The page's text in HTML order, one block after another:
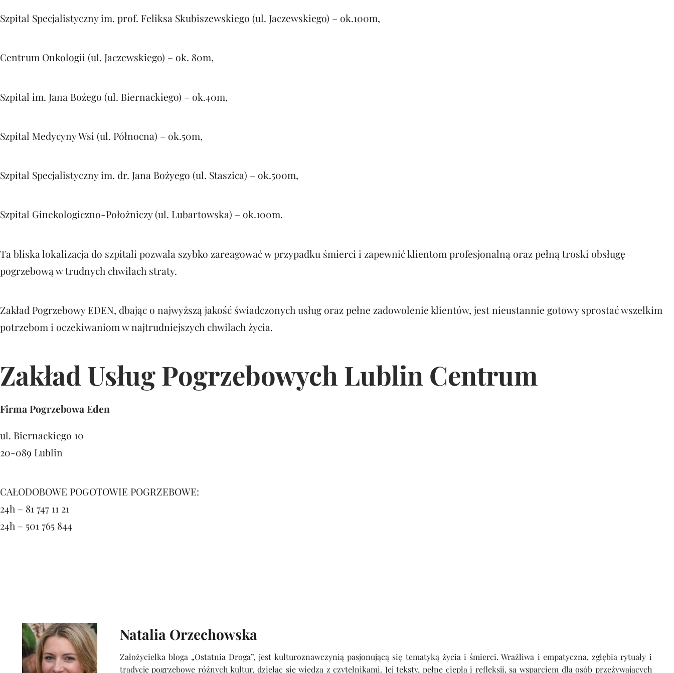
Szpital Specjalistyczny im. prof. Feliksa Skubiszewskiego (ul. Jaczewskiego) – ok.100m,
Centrum Onkologii (ul. Jaczewskiego) – ok. 80m,
Szpital im. Jana Bożego (ul. Biernackiego) – ok.40m,
Szpital Medycyny Wsi (ul. Północna) – ok.50m,
Szpital Specjalistyczny im. dr. Jana Bożyego (ul. Staszica) – ok.500m,
Szpital Ginekologiczno-Położniczy (ul. Lubartowska) – ok.100m.
Ta bliska lokalizacja do szpitali pozwala szybko zareagować w przypadku śmierci i zapewnić klientom profesjonalną oraz pełną troski obsługę
pogrzebową w trudnych chwilach straty.
Zakład Pogrzebowy EDEN, dbając o najwyższą jakość świadczonych usług oraz pełne zadowolenie klientów, jest nieustannie gotowy sprostać wszelkim
potrzebom i oczekiwaniom w najtrudniejszych chwilach życia.
Zakład Usług Pogrzebowych Lublin Centrum
Firma Pogrzebowa Eden
ul. Biernackiego 10
20-089 Lublin
CAŁODOBOWE POGOTOWIE POGRZEBOWE:
24h – 81 747 11 21
24h – 501 765 844
Natalia Orzechowska
Założycielka bloga „Ostatnia Droga”, jest kulturoznawczynią pasjonującą się tematyką życia i śmierci. Wrażliwa i empatyczna, zgłębia rytuały i
tradycje pogrzebowe różnych kultur, dzieląc się wiedzą z czytelnikami. Jej teksty, pełne ciepła i refleksji, są wsparciem dla osób przeżywających